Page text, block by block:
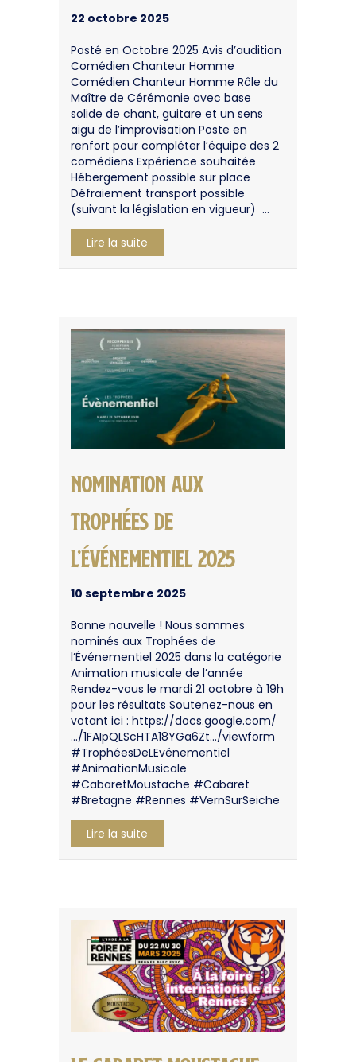
22 octobre 2025
Posté en Octobre 2025 Avis d’audition
Comédien Chanteur Homme
Comédien Chanteur Homme Rôle du
Maître de Cérémonie avec base
solide de chant, guitare et un sens
aigu de l’improvisation Poste en
renfort pour compléter l’équipe des 2
comédiens Expérience souhaitée
Hébergement possible sur place
Défraiement transport possible
(suivant la législation en vigueur) …
Lire la suite
Nomination aux
Trophées de
l’ÉVÉNEMENTIEL 2025
10 septembre 2025
Bonne nouvelle ! Nous sommes
nominés aux Trophées de
l’Événementiel 2025 dans la catégorie
Animation musicale de l’année
Rendez-vous le mardi 21 octobre à 19h
pour les résultats Soutenez-nous en
votant ici : https://docs.google.com/
…/1FAIpQLScHTA18YGa6Zt…/viewform
#TrophéesDeLEvénementiel
#AnimationMusicale
#CabaretMoustache #Cabaret
#Bretagne #Rennes #VernSurSeiche
Lire la suite